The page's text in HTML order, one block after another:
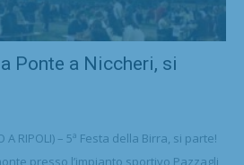
Ponte a Niccheri, si
A RIPOLI) – 5ª Festa della Birra, si parte!
presso l’impianto sportivo Pazzagli